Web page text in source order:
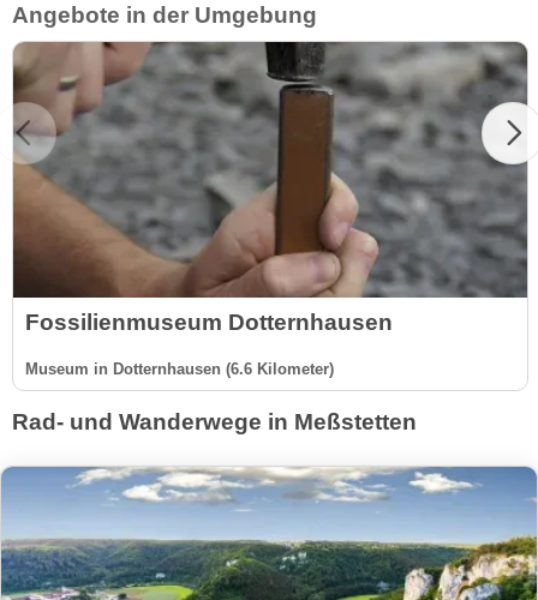
Angebote in der Umgebung
Fossilienmuseum Dotternhausen
Museum in Dotternhausen (6.6 Kilometer)
Rad- und Wanderwege in Meßstetten